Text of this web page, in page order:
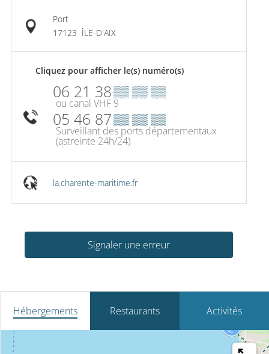
Port
17123 ÎLE-D'AIX
Cliquez pour afficher le(s) numéro(s)
06 21 38▒▒ ▒▒ ▒▒
ou canal VHF 9
05 46 87▒▒ ▒▒ ▒▒
Surveillant des ports départementaux
(astreinte 24h/24)
la.charente-maritime.fr
Signaler une erreur
Hébergements Restaurants Activités